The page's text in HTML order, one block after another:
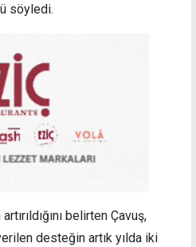
söyledi.
belirten Çavuş,
desteğin artık yılda iki